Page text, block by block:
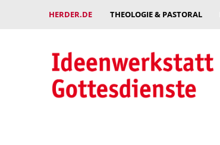
HERDER.DE THEOLOGIE & PASTORAL